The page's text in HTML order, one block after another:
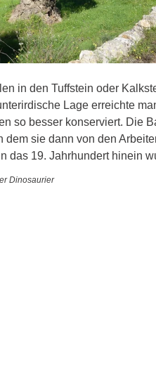
in den Tuffstein oder
Lage erreichte
so besser konserviert. Die
dem sie dann von den
das 19. Jahrhundert hinein
Dinosaurier